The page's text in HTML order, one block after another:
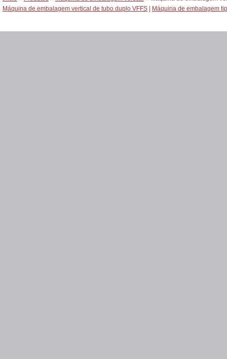
Máquina de embalagem vertical de tubo duplo VFFS
Máquina de embalagem